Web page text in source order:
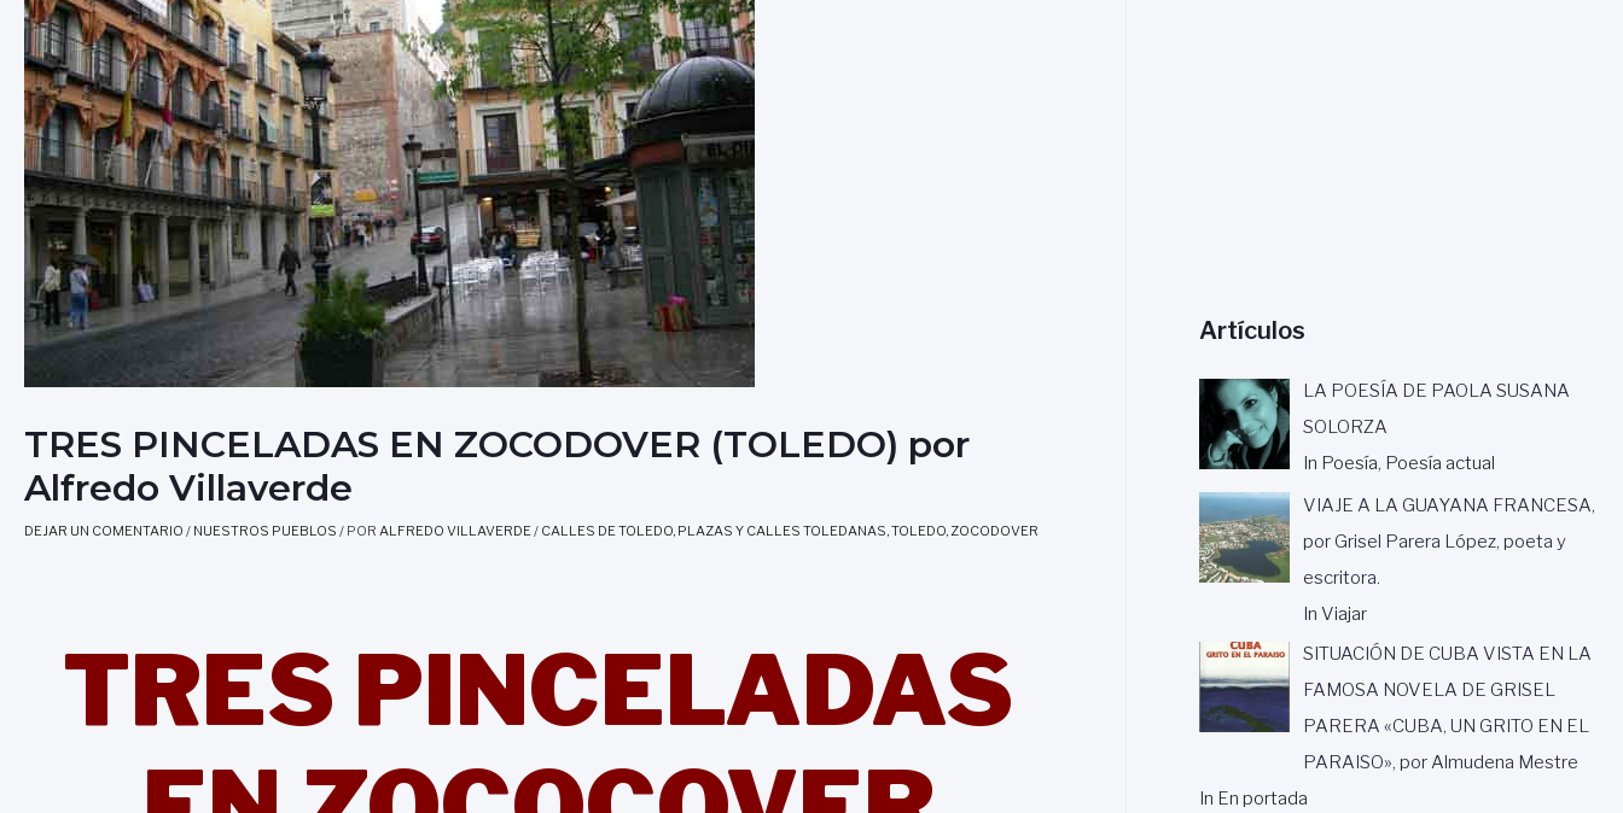
TRES PINCELADAS EN ZOCODOVER (TOLEDO) por
Alfredo Villaverde
DEJAR UN COMENTARIO / NUESTROS PUEBLOS / POR ALFREDO VILLAVERDE/ CALLES DE TOLEDO, PLAZAS Y CALLES TOLEDANAS,TOLEDO, ZOCODOVER
TRES PINCELADAS
Artículos
LA POESÍA DE PAOLA SUSANA
SOLORZA
In Poesía, Poesía actual
VIAJE A LA GUAYANA FRANCESA,
por Grisel Parera López, poeta y
escritora.
In Viajar
SITUACIÓN DE CUBA VISTA EN LA
FAMOSA NOVELA DE GRISEL
PARERA «CUBA, UN GRITO EN EL
PARAISO», por Almudena Mestre
In En portada